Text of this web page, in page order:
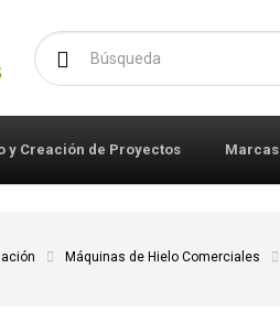
Buscar:
y Creación de Proyectos Marcas
Máquinas de Hielo Comerciales